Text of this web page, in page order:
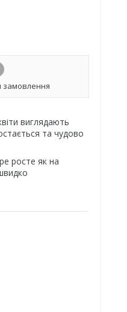
замовлення
виглядають
та чудово
росте як на